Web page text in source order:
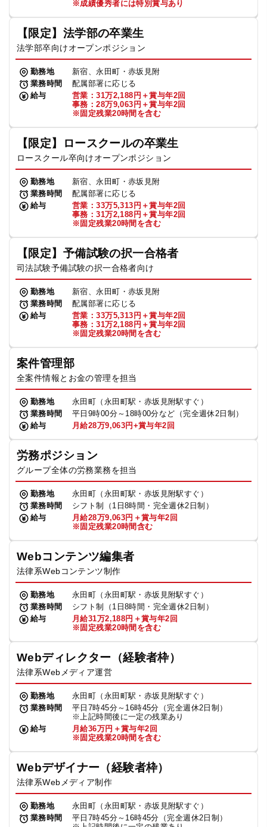
※成績優秀者には特別賞与あり
【限定】法学部の卒業生
法学部卒向けオープンポジション
勤務地
新宿、永田町・赤坂見附
業務時間
配属部署に応じる
給与
営業：31万2,188円＋賞与年2回
事務：28万9,063円＋賞与年2回
※固定残業20時間を含む
【限定】ロースクールの卒業生
ロースクール卒向けオープンポジション
勤務地
新宿、永田町・赤坂見附
業務時間
配属部署に応じる
給与
営業：33万5,313円＋賞与年2回
事務：31万2,188円＋賞与年2回
※固定残業20時間を含む
【限定】予備試験の択一合格者
司法試験予備試験の択一合格者向け
勤務地
新宿、永田町・赤坂見附
業務時間
配属部署に応じる
給与
営業：33万5,313円＋賞与年2回
事務：31万2,188円＋賞与年2回
※固定残業20時間を含む
案件管理部
全案件情報とお金の管理を担当
勤務地
永田町（永田町駅・赤坂見附駅すぐ）
業務時間
平日9時00分～18時00分など（完全週休2日制）
給与
月給28万9,063円+賞与年2回
労務ポジション
グループ全体の労務業務を担当
勤務地
永田町（永田町駅・赤坂見附駅すぐ）
業務時間
シフト制（1日8時間・完全週休2日制）
給与
月給28万9,063円＋賞与年2回
※固定残業20時間含む
Webコンテンツ編集者
法律系Webコンテンツ制作
勤務地
永田町（永田町駅・赤坂見附駅すぐ）
業務時間
シフト制（1日8時間・完全週休2日制）
給与
月給31万2,188円＋賞与年2回
※固定残業20時間を含む
Webディレクター（経験者枠）
法律系Webメディア運営
勤務地
永田町（永田町駅・赤坂見附駅すぐ）
業務時間
平日7時45分～16時45分（完全週休2日制）
※上記時間後に一定の残業あり
給与
月給36万円＋賞与年2回
※固定残業20時間を含む
Webデザイナー（経験者枠）
法律系Webメディア制作
勤務地
永田町（永田町駅・赤坂見附駅すぐ）
業務時間
平日7時45分～16時45分（完全週休2日制）